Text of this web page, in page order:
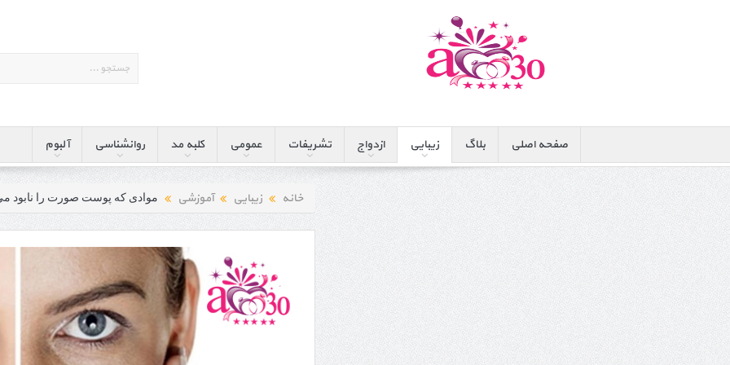
صفحه اصلی بلاگ زیبایی ازدواج تشریفات عمومی کلبه مد روانشناسی آلبوم
خانه زیبایی آموزشی موادی که پوست صورت را نابود